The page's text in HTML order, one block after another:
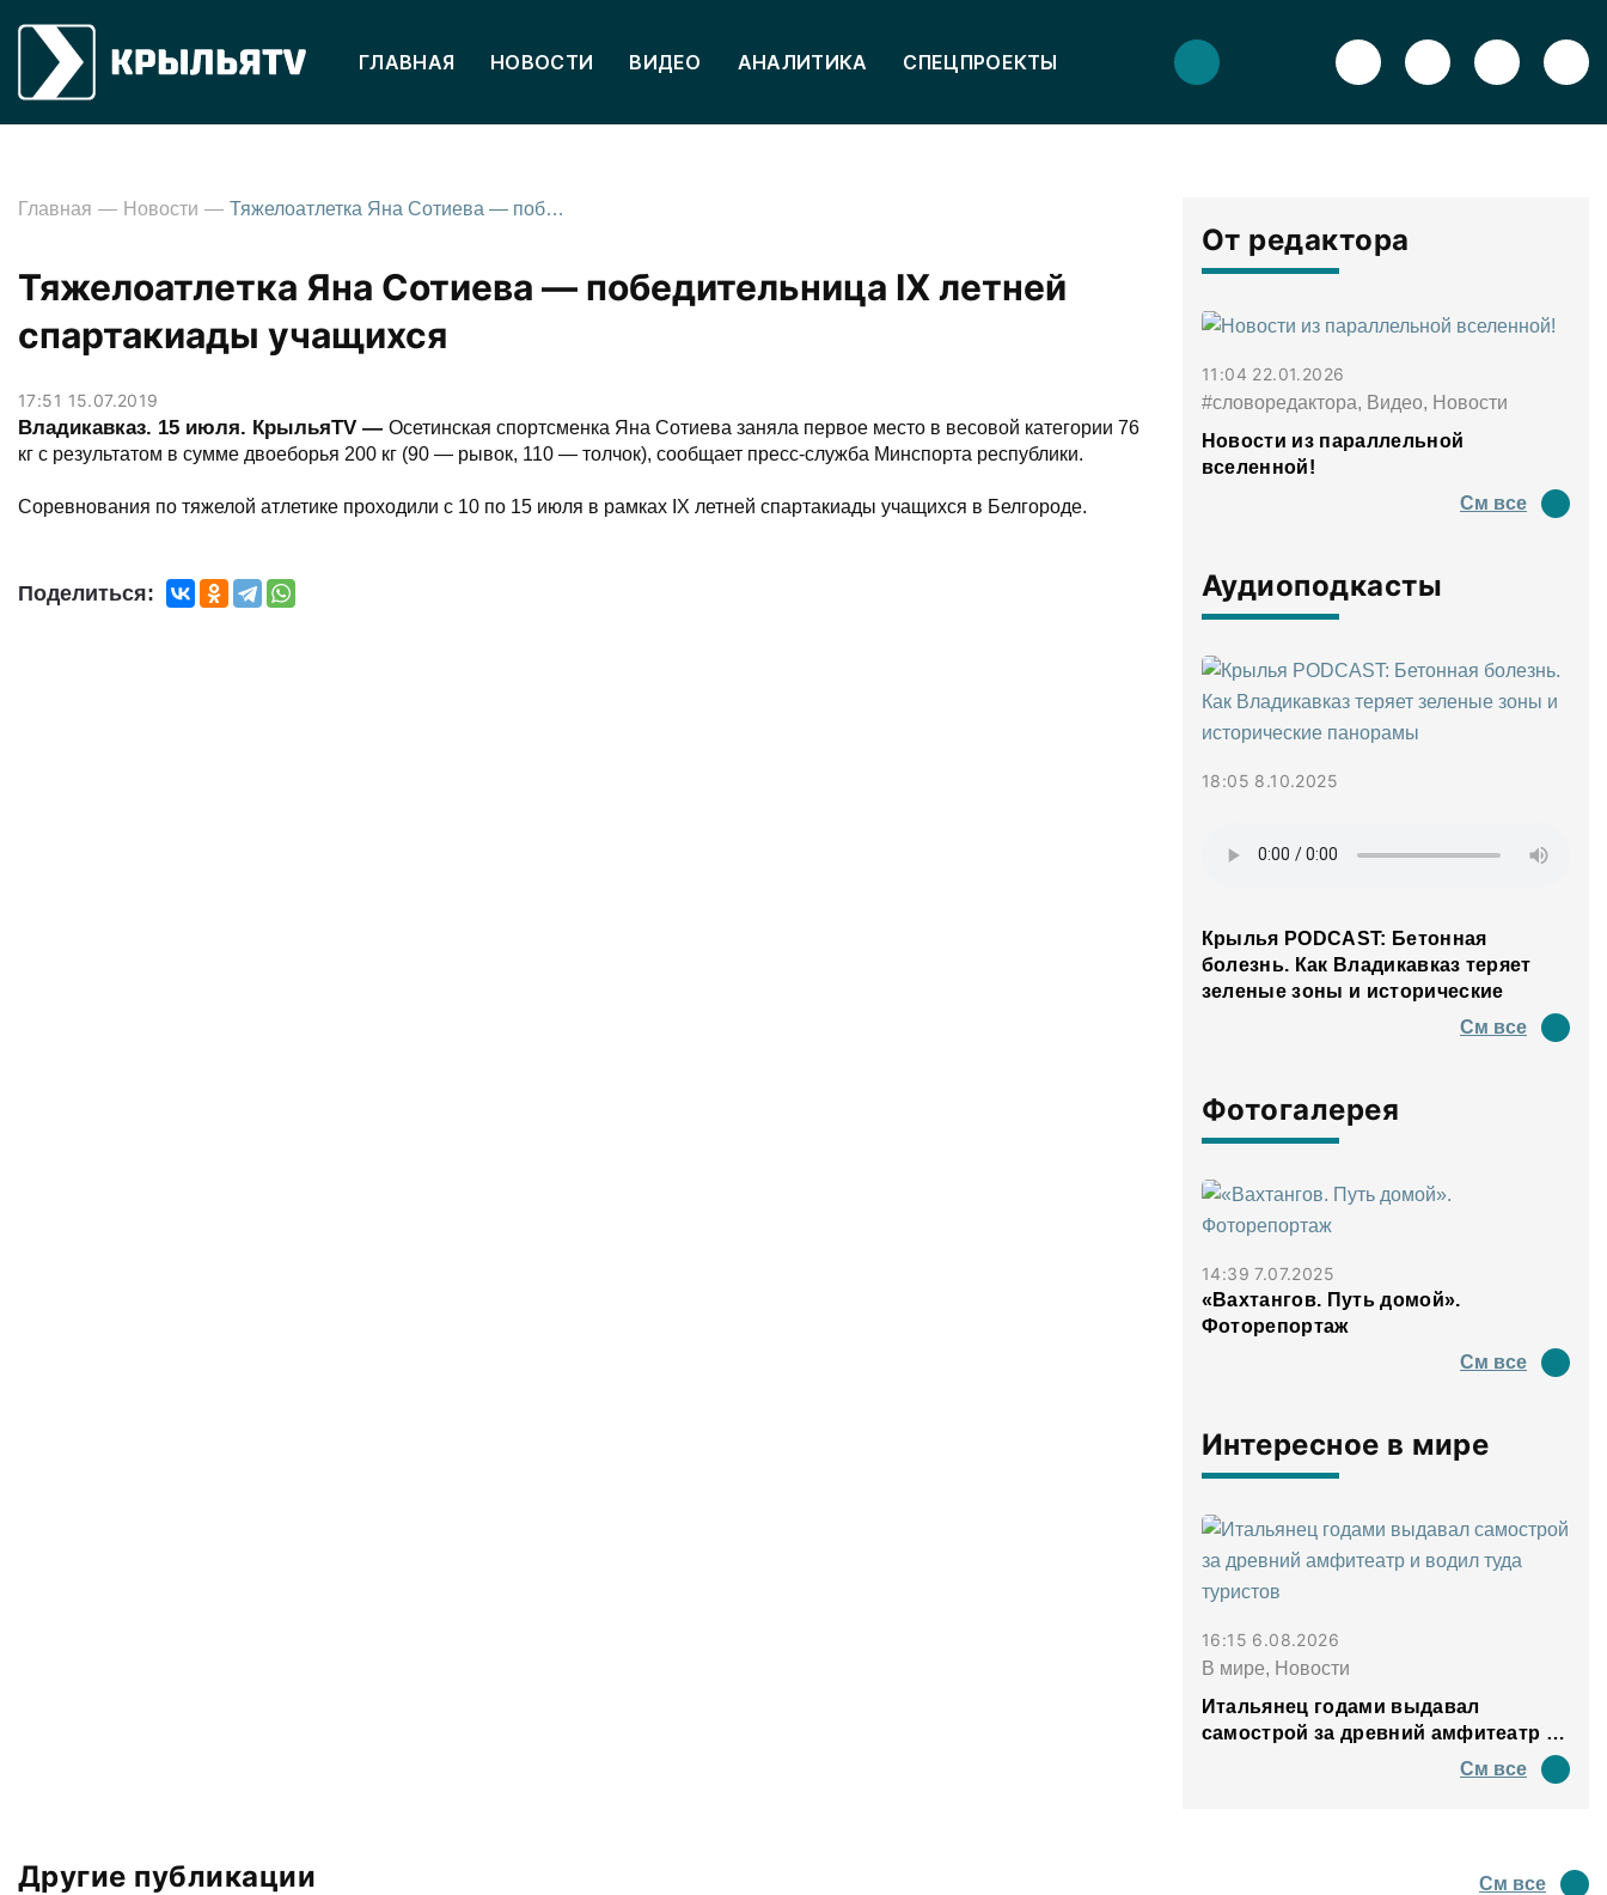
ГЛАВНАЯ НОВОСТИ ВИДЕО АНАЛИТИКА СПЕЦПРОЕКТЫ
Главная Новости Тяжелоатлетка Яна Сотиева — победительница IX летней спартакиады учащихся
Тяжелоатлетка Яна Сотиева — победительница IX летней
спартакиады учащихся
17:51 15.07.2019
Владикавказ. 15 июля. КрыльяTV — Осетинская спортсменка Яна Сотиева заняла первое место в весовой категории 76
кг с результатом в сумме двоеборья 200 кг (90 — рывок, 110 — толчок), сообщает пресс-служба Минспорта республики.
Соревнования по тяжелой атлетике проходили с 10 по 15 июля в рамках IX летней спартакиады учащихся в Белгороде.
Поделиться:
От редактора
11:04 22.01.2026
#словоредактора, Видео, Новости
Новости из параллельной
вселенной!
См все
Аудиоподкасты
18:05 8.10.2025
Крылья PODCAST: Бетонная
болезнь. Как Владикавказ теряет
зеленые зоны и исторические
См все
Фотогалерея
14:39 7.07.2025
«Вахтангов. Путь домой».
Фоторепортаж
См все
Интересное в мире
16:15 6.08.2026
В мире, Новости
Итальянец годами выдавал
самострой за древний амфитеатр и
См все
Другие публикации См все